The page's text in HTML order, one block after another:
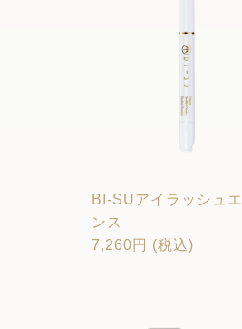
BI-SUアイラッシュ
ンス
7,260円 (税込)